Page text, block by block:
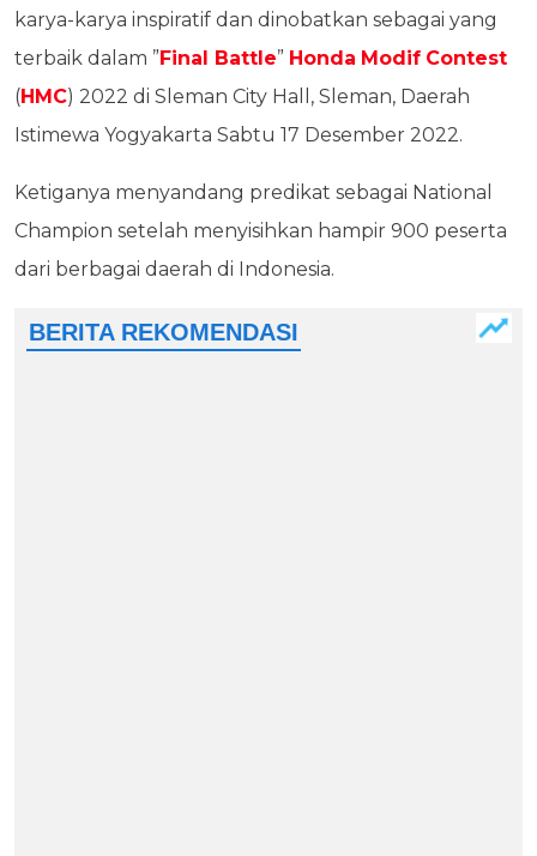
karya-karya inspiratif dan dinobatkan sebagai yang
terbaik dalam ”Final Battle” Honda Modif Contest
(HMC) 2022 di Sleman City Hall, Sleman, Daerah
Istimewa Yogyakarta Sabtu 17 Desember 2022.
Ketiganya menyandang predikat sebagai National
Champion setelah menyisihkan hampir 900 peserta
dari berbagai daerah di Indonesia.